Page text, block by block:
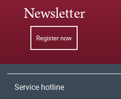
Newsletter
Register now
Service hotline